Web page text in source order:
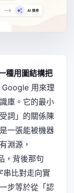
種用圖結構把
Google 用來理
庫。它的最小
詞」的關係陳
一張能被機器
淵源，
，背後那句
串比對走向實
步等於從「認